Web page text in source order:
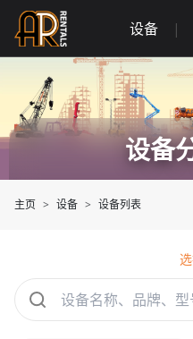
Skip
content
设备 |
设备
主页 设备 设备列表